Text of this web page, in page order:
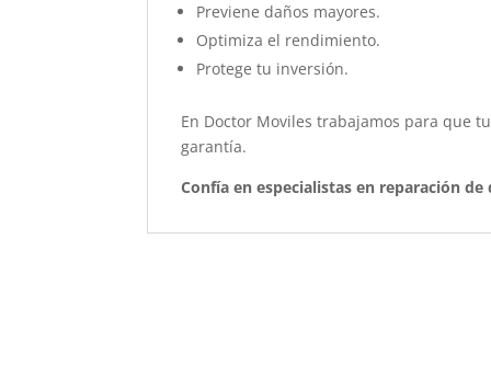
Previene daños mayores.
Optimiza el rendimiento.
Protege tu inversión.
En Doctor Moviles trabajamos para que
garantía.
Confía en especialistas en reparación